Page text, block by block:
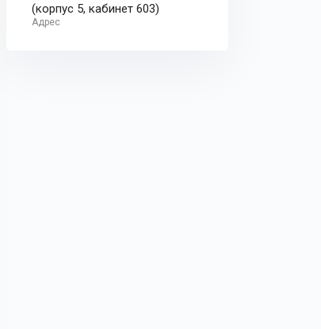
(корпус 5, кабинет 603)
Адрес